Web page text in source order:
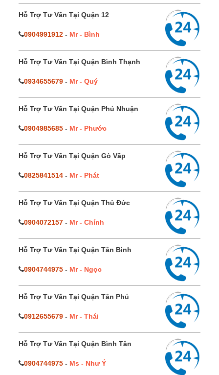
Hỗ Trợ Tư Vấn Tại Quận 12
0904991912 - Mr - Bình
Hỗ Trợ Tư Vấn Tại Quận Bình Thạnh
0934655679 - Mr - Quý
Hỗ Trợ Tư Vấn Tại Quận Phú Nhuận
0904985685 - Mr - Phước
Hỗ Trợ Tư Vấn Tại Quận Gò Vấp
0825841514 - Mr - Phát
Hỗ Trợ Tư Vấn Tại Quận Thủ Đức
0904072157 - Mr - Chính
Hỗ Trợ Tư Vấn Tại Quận Tân Bình
0904744975 - Mr - Ngọc
Hỗ Trợ Tư Vấn Tại Quận Tân Phú
0912655679 - Mr - Thái
Hỗ Trợ Tư Vấn Tại Quận Bình Tân
0904744975 - Ms - Như Ý